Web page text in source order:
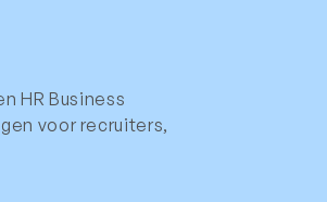
HR Business
voor recruiters,